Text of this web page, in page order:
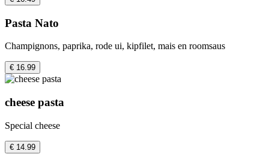
Pasta Nato
Champignons, paprika, rode ui, kipfilet, mais en roomsaus
€ 16.99
cheese pasta
Special cheese
€ 14.99